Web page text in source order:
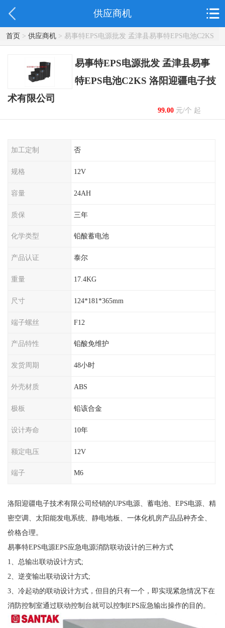
供应商机
首页> 供应商机> 易事特EPS电源批发 孟津县易事特EPS电池C2KS
洛阳迎疆电子技术有限公司
易事特EPS电源批发 孟津县易事
特EPS电池C2KS 洛阳迎疆电子技
术有限公司
99.00元/个 起
加工定制 否
规格 12V
容量 24AH
质保 三年
化学类型 铅酸蓄电池
产品认证 泰尔
重量 17.4KG
尺寸 124*181*365mm
端子螺丝 F12
产品特性 铅酸免维护
发货周期 48小时
外壳材质 ABS
极板 铅该合金
设计寿命 10年
额定电压 12V
端子 M6
洛阳迎疆电子技术有限公司经销的UPS电源、蓄电池、EPS电源、精
密空调、太阳能发电系统、静电地板、一体化机房产品品种齐全、
价格合理。
易事特EPS电源EPS应急电源消防联动设计的三种方式
1、总输出联动设计方式;
2、逆变输出联动设计方式;
3、冷起动的联动设计方式，但目的只有一个，即实现紧急情况下在
消防控制室通过联动控制台就可以控制EPS应急输出操作的目的。